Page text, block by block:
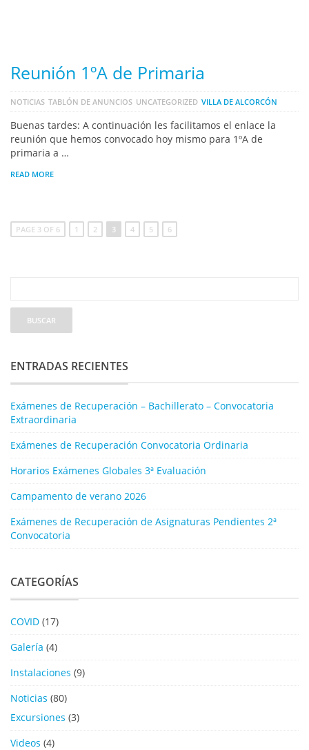
Reunión 1ºA de Primaria
NOTICIAS TABLÓN DE ANUNCIOS UNCATEGORIZED VILLA DE ALCORCÓN
Buenas tardes: A continuación les facilitamos el enlace la
reunión que hemos convocado hoy mismo para 1ºA de
primaria a …
READ MORE
PAGE 3 OF 6 1 2 3 4 5 6
ENTRADAS RECIENTES
Exámenes de Recuperación – Bachillerato – Convocatoria
Extraordinaria
Exámenes de Recuperación Convocatoria Ordinaria
Horarios Exámenes Globales 3ª Evaluación
Campamento de verano 2026
Exámenes de Recuperación de Asignaturas Pendientes 2ª
Convocatoria
CATEGORÍAS
COVID (17)
Galería (4)
Instalaciones (9)
Noticias (80)
Excursiones (3)
Videos (4)